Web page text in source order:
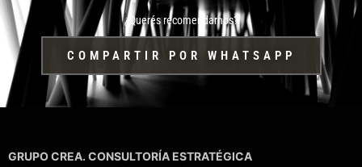
¿Querés recomendarnos?
COMPARTIR POR WHATSAPP
GRUPO CREA. CONSULTORÍA ESTRATÉGICA